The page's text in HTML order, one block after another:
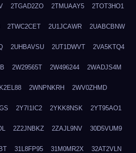
2TGAD2ZO 2TMUAAY5 2TOT3HO1
2TWC2CET 2U1JCAWR 2UABCBNW
2UHBAVSU 2UT1DWVT 2VA5KTQ4
2W29565T 2W496244 2WADJS4M
2WNPNKRH 2WV0ZHMD
2Y7I1IC2 2YKK8NSK 2YT95AO1
2Z2JNBKZ 2ZAJL9NV 30D5VUM9
31L8FP95 31M0MR2X 32AT2VLN